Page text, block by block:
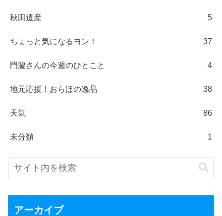
秋田遺産 5
ちょっと気になるヨン！ 37
門脇さんの今週のひとこと 4
地元応援！おらほの逸品 38
天気 86
未分類 1
アーカイブ